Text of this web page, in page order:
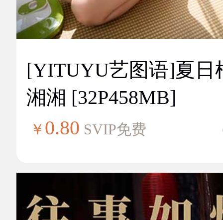
[YITUYU艺图语]夏日
湘湘 [32P458MB]
￥ 0.80 SVIP免费